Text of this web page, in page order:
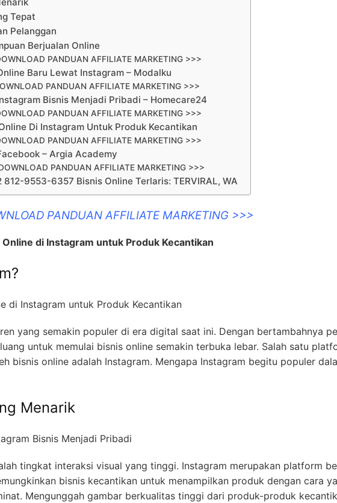
Tepat
Pelanggan
Berjualan Online
PANDUAN AFFILIATE MARKETING >>>
Baru Lewat Instagram – Modalku
PANDUAN AFFILIATE MARKETING >>>
Bisnis Menjadi Pribadi – Homecare24
PANDUAN AFFILIATE MARKETING >>>
Di Instagram Untuk Produk Kecantikan
PANDUAN AFFILIATE MARKETING >>>
– Argia Academy
PANDUAN AFFILIATE MARKETING >>>
812-9553-6357 Bisnis Online Terlaris: TERVIRAL, WA
PANDUAN AFFILIATE MARKETING >>>
di Instagram untuk Produk Kecantikan
yang semakin populer di era digital saat ini. Dengan bertambahnya
untuk memulai bisnis online semakin terbuka lebar. Salah satu
bisnis online adalah Instagram. Mengapa Instagram begitu populer
Menarik
tingkat interaksi visual yang tinggi. Instagram merupakan platform
bisnis kecantikan untuk menampilkan produk dengan cara
Mengunggah gambar berkualitas tinggi dari produk-produk